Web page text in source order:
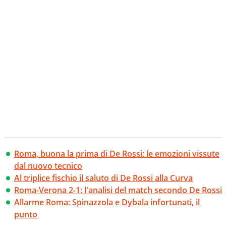
Roma, buona la prima di De Rossi: le emozioni vissute
dal nuovo tecnico
Al triplice fischio il saluto di De Rossi alla Curva
Roma-Verona 2-1: l'analisi del match secondo De Rossi
Allarme Roma: Spinazzola e Dybala infortunati, il
punto